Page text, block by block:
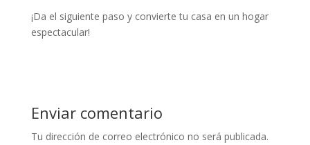
¡Da el siguiente paso y convierte tu casa en un hogar
espectacular!
Enviar comentario
Tu dirección de correo electrónico no será publicada.